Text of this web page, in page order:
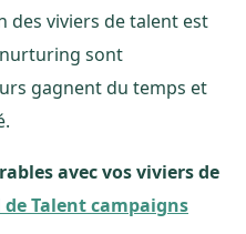
des viviers de talent est
sont
gagnent du temps et
avec vos viviers de
Talent campaigns